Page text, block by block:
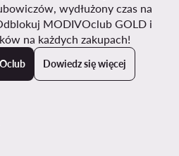
wydłużony czas na
MODIVOclub GOLD i
na każdych zakupach!
Dowiedz się więcej